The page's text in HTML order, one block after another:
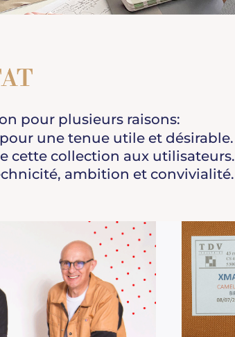
pour plusieurs raisons:
une tenue utile et désirable.
cette collection aux utilisateurs.
ambition et convivialité.